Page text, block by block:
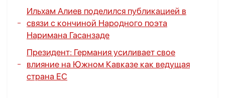
Ильхам Алиев поделился публикацией в
связи с кончиной Народного поэта
Наримана Гасанзаде
Президент: Германия усиливает свое
влияние на Южном Кавказе как ведущая
страна ЕС